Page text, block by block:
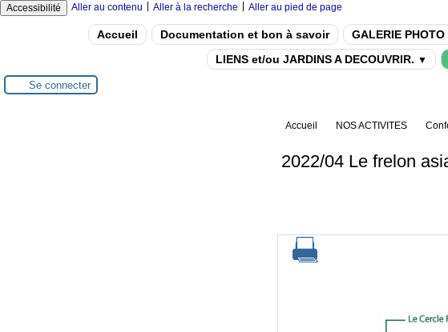
Accessibilité Aller au contenu Aller à la recherche Aller au pied de page
Accueil Documentation et bon à savoir GALERIE PHOTO
LIENS et/ou JARDINS A DECOUVRIR. ▼
Se connecter
Accueil NOS ACTIVITES
2022/04 Le frelon